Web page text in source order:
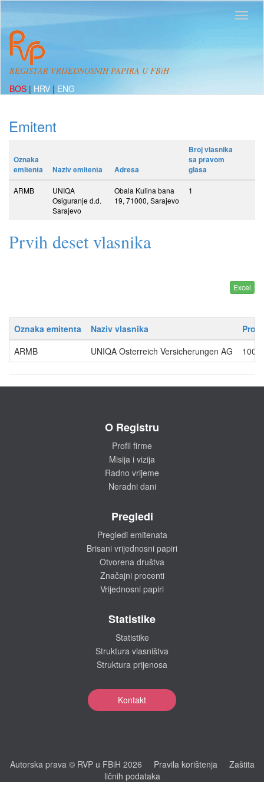
REGISTAR VRIJEDNOSNIH PAPIRA U FBiH
BOS | HRV | ENG
Emitent
Oznaka
emitenta
Naziv emitenta Adresa
Broj vlasnika
sa pravom
glasa
ARMB
UNIQA
Osiguranje d.d.
Sarajevo
Obala Kulina bana
19, 71000, Sarajevo
1
Prvih deset vlasnika
Oznaka emitenta Naziv vlasnika
ARMB
UNIQA Osterreich Versicherungen AG
O Registru
Profil firme
Misija i vizija
Radno vrijeme
Neradni dani
Pregledi
Pregledi emitenata
Brisani vrijednosni papiri
Otvorena društva
Značajni procenti
Vrijednosni papiri
Statistike
Statistike
Struktura vlasništva
Struktura prijenosa
Kontakt
Autorska prava © RVP u FBiH 2026 Pravila korištenja
Zaštita
ličnih podataka